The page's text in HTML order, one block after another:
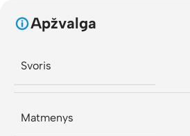
Apžvalga
Svoris
Matmenys